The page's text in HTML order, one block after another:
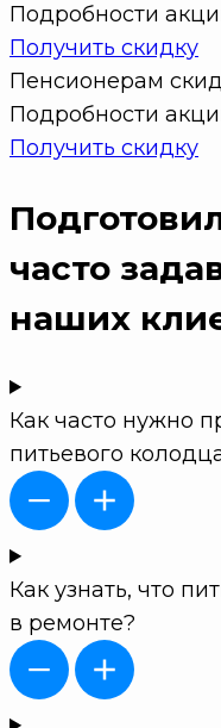
Подробности
Получить скидку
Пенсионерам
Подробности
Получить скидку
часто
наших
Как часто нужно
питьевого
Как узнать, что
в ремонте?